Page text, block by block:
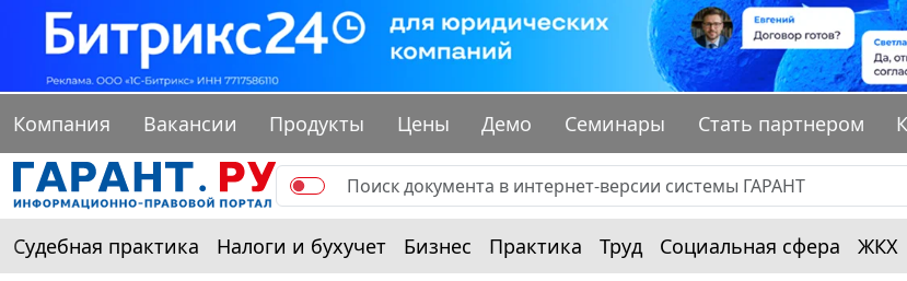
Компания Вакансии Продукты Цены Демо Семинары Стать партнером
Судебная практика Налоги и бухучет Бизнес Практика Труд Социальная сфера ЖКХ